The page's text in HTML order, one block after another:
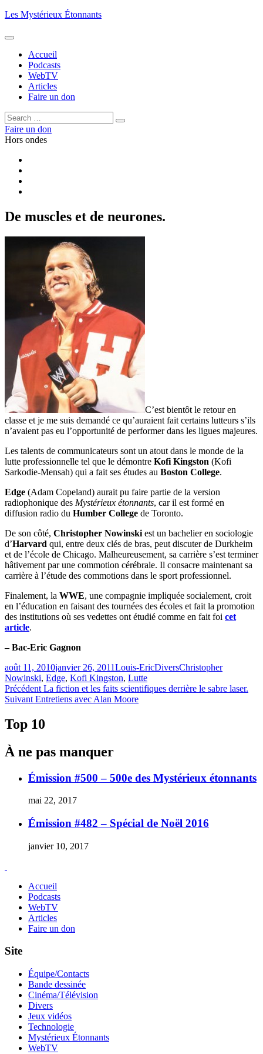
Aller
contenu
Les Mystérieux Étonnants
Accueil
Podcasts
WebTV
Articles
Faire un don
Rechercher :
Rechercher
Faire un don
Hors ondes
De muscles et de neurones.
C’est bientôt le retour en
classe et je me suis demandé ce qu’auraient fait certains lutteurs s’ils
n’avaient pas eu l’opportunité de performer dans les ligues majeures.
Les talents de communicateurs sont un atout dans le monde de la
lutte professionnelle tel que le démontre Kofi Kingston (Kofi
Sarkodie-Mensah) qui a fait ses études au Boston College.
Edge (Adam Copeland) aurait pu faire partie de la version
radiophonique des Mystérieux étonnants, car il est formé en
diffusion radio du Humber College de Toronto.
De son côté, Christopher Nowinski est un bachelier en sociologie
d’Harvard qui, entre deux clés de bras, peut discuter de Durkheim
et de l’école de Chicago. Malheureusement, sa carrière s’est terminer
hâtivement par une commotion cérébrale. Il consacre maintenant sa
carrière à l’étude des commotions dans le sport professionnel.
Finalement, la WWE, une compagnie impliquée socialement, croit
en l’éducation en faisant des tournées des écoles et fait la promotion
des institutions où ses vedettes ont étudié comme en fait foi cet
article.
– Bac-Eric Gagnon
Publié
le
août 11, 2010janvier 26, 2011Louis-EricCatégories
DiversÉtiquettes
Christopher
Nowinski, Edge, Kofi Kingston, Lutte
Navigation
de
l'article
Précédent Article
précédent :
La fiction et les faits scientifiques derrière le sabre laser.
Suivant Article
Entretiens avec Alan Moore
Top 10
À ne pas manquer
Émission #500 – 500e des Mystérieux étonnants
mai 22, 2017
Émission #482 – Spécial de Noël 2016
janvier 10, 2017
Accueil
Podcasts
WebTV
Articles
Faire un don
Site
Équipe/Contacts
Bande dessinée
Cinéma/Télévision
Divers
Jeux vidéos
Technologie
Mystérieux Étonnants
WebTV